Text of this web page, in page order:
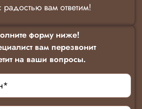
вам ответим!
форму ниже!
вам перезвонит
на ваши вопросы.